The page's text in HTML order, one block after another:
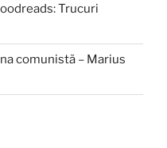
Trucuri
comunistă – Marius